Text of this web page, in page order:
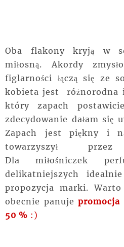
Oba flakony kryją w
miłosną. Akordy
figlarności łączą się ze
kobieta jest różnorodna
który zapach
zdecydowanie dałam się
Zapach jest piękny i
towarzyszył
Dlamiłośniczek
delikatniejszych
propozycja marki.
obecnie panuje
50 % :)